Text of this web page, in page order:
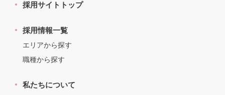
採用サイトトップ
採用情報一覧
エリアから探す
職種から探す
私たちについて